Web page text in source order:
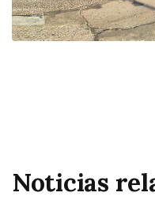
Noticias